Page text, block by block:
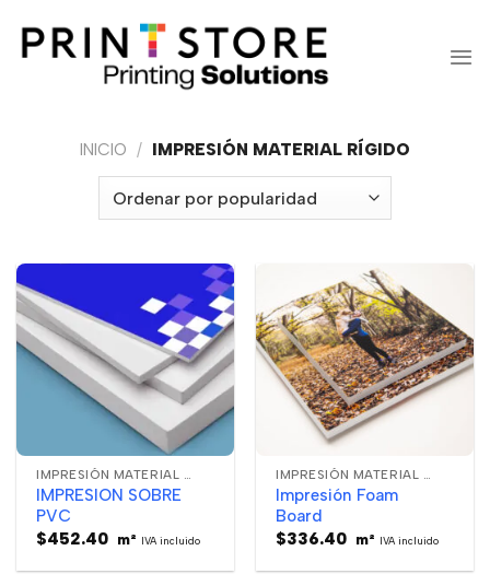
contenido
INICIO / IMPRESIÓN MATERIAL RÍGIDO
IMPRESIÓN MATERIAL RÍGIDO
IMPRESION SOBRE
PVC
$452.40 m² IVA incluido
IMPRESIÓN MATERIAL RÍGIDO
Impresión Foam
Board
$336.40 m² IVA incluido